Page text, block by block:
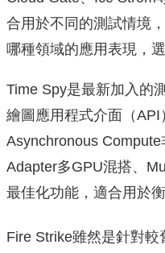
合用於不同的測試情境
哪種領域的應用表現，
Time Spy是最新加入的
繪圖應用程式介面（
Asynchronous
Adapter多GPU混搭、
最佳化功能，適合用於
Fire Strike雖然是針對較